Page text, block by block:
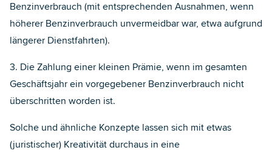
Benzinverbrauch (mit entsprechenden Ausnahmen, wenn
höherer Benzinverbrauch unvermeidbar war, etwa aufgrund
längerer Dienstfahrten).
3. Die Zahlung einer kleinen Prämie, wenn im gesamten
Geschäftsjahr ein vorgegebener Benzinverbrauch nicht
überschritten worden ist.
Solche und ähnliche Konzepte lassen sich mit etwas
(juristischer) Kreativität durchaus in eine